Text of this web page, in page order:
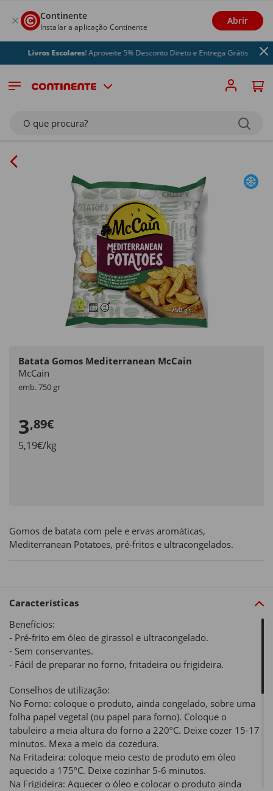
Continente
Instalar a aplicação Continente
Abrir
Livros Escolares! Aproveite 5% Desconto Direto e Entrega Grátis
O que procura?
Batata Gomos Mediterranean McCain
McCain
emb. 750 gr
3,89€
5,19€/kg
Gomos de batata com pele e ervas aromáticas,
Mediterranean Potatoes, pré-fritos e ultracongelados.
Características
Benefícios:
- Pré-frito em óleo de girassol e ultracongelado.
- Sem conservantes.
- Fácil de preparar no forno, fritadeira ou frigideira.
Conselhos de utilização:
No Forno: coloque o produto, ainda congelado, sobre uma
folha papel vegetal (ou papel para forno). Coloque o
tabuleiro a meia altura do forno a 220ºC. Deixe cozer 15-17
minutos. Mexa a meio da cozedura.
Na Fritadeira: coloque meio cesto de produto em óleo
aquecido a 175ºC. Deixe cozinhar 5-6 minutos.
Na Frigideira: Aquecer o óleo e colocar o produto ainda